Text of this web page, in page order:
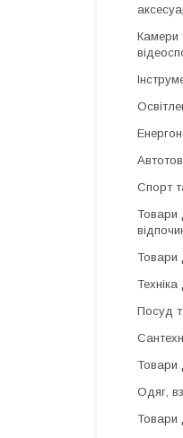
Камери
Спорт
Товари
Товари
Техніка
Посуд
Товари
Одяг,
Товари